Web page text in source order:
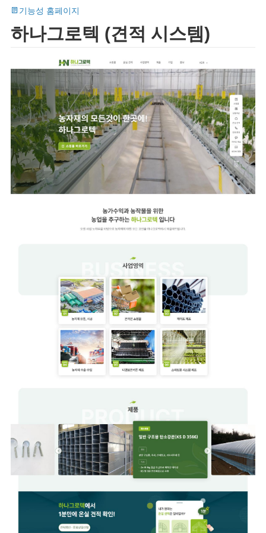
기능성 홈페이지
하나그로텍 (견적 시스템)